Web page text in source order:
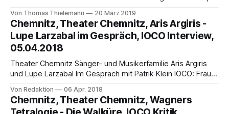
Das Theater Chemnitz hatte zum zweiten Zyklus der
deutschen Erstaufführung der Oper Hamlet (Amleto) von
Franco Faccio (1840-1891) eingeladen. Der
dreiundzwanzigjährige Schriftsteller Arrigo Boito (1842-
1918) dichtete in
Von Thomas Thielemann 20 März 2019
Chemnitz, Theater Chemnitz, Aris Argiris -
Lupe Larzabal im Gespräch, IOCO Interview,
05.04.2018
Theater Chemnitz Sänger- und Musikerfamilie Aris Argiris
und Lupe Larzabal Im Gespräch mit Patrik Klein IOCO: Frau
IOCO - Gemeinde herzlich begrüßt. Ich freue mich sehr auf
unser Gespräch. Nach den überaus erfolgreichen Partien
Von Redaktion 06 Apr. 2018
Chemnitz, Theater Chemnitz, Wagners